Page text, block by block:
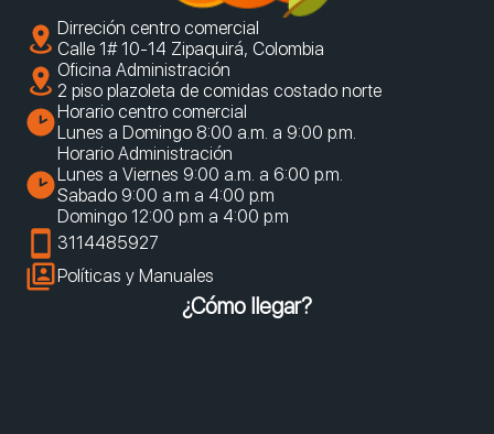
Dirreción centro comercial
Calle 1# 10-14 Zipaquirá, Colombia
Oficina Administración
2 piso plazoleta de comidas costado norte
Horario centro comercial
Lunes a Domingo 8:00 a.m. a 9:00 p.m.
Horario Administración
Lunes a Viernes 9:00 a.m. a 6:00 p.m.
Sabado 9:00 a.m a 4:00 p.m
Domingo 12:00 p.m a 4:00 p.m
3114485927
Políticas y Manuales
¿Cómo llegar?